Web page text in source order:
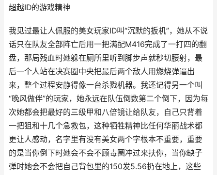
超越ID的游戏精神
我见过最让人佩服的美女玩家ID叫“沉默的扳机”，她从不说
话只在队友全部阵亡后用一把满配M416完成了一打四的翻
盘，那局残血时她躲在厕所里听到脚步声就秒切腰射，最
后一个人站在决赛圈中央把最后两个敌人用燃烧弹逼出
来，整个过程安静得像一台杀戮机器。我还记得另一个叫
“晚风做伴”的玩家，她永远在队伍倒数第二个倒下，因为每
次她都会把最好的三级甲和八倍镜让给队友，自己只背着
一把狙和十几个急救包，这种牺牲精神比任何华丽战术都
更让人感动，名字里有没有美女两个字根本不重要，重要
的是当你倒下时她会不会不顾毒圈冲过来扶你，当你缺子
弹时她会不会把自己背包里的150发5.56扔在地上，这些